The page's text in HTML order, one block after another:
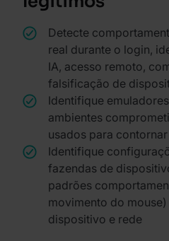
Detecte
real durante o login,
IA, acesso remoto,
falsificação de
Identifique
ambientes
usados para
Identifique
fazendas de
padrões
movimento do
dispositivo e rede